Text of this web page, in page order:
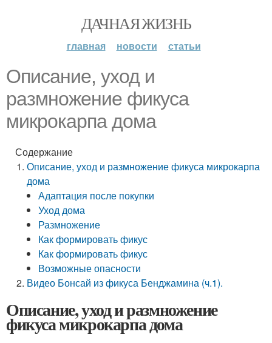
ДАЧНАЯ ЖИЗНЬ
главная новости статьи
Описание, уход и
размножение фикуса
микрокарпа дома
Содержание
Описание, уход и размножение фикуса микрокарпа
дома
Адаптация после покупки
Уход дома
Размножение
Как формировать фикус
Как формировать фикус
Возможные опасности
Видео Бонсай из фикуса Бенджамина (ч.1).
Описание, уход и размножение
фикуса микрокарпа дома